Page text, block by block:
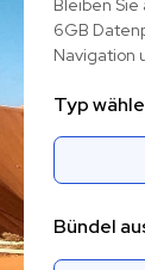
Bleiben
6GB
Navigation
Typ
Bündel